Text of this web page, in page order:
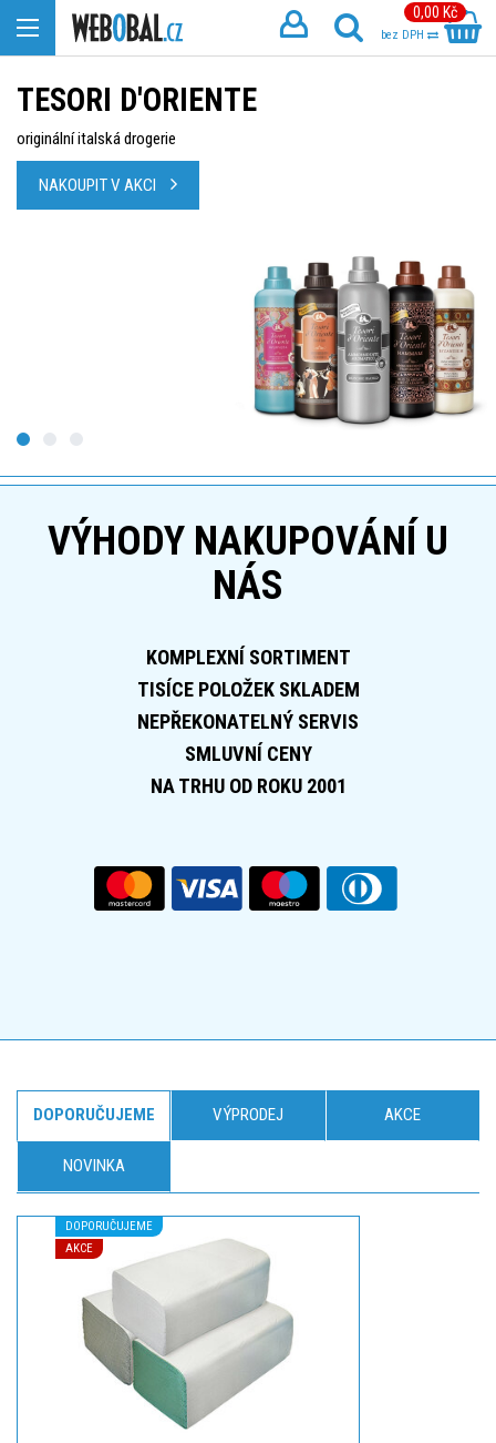
0,00 Kč
bez DPH
TESORI D'ORIENTE
originální italská drogerie
NAKOUPIT V AKCI
VÝHODY NAKUPOVÁNÍ U
NÁS
KOMPLEXNÍ SORTIMENT
TISÍCE POLOŽEK SKLADEM
NEPŘEKONATELNÝ SERVIS
SMLUVNÍ CENY
NA TRHU OD ROKU 2001
DOPORUČUJEME VÝPRODEJ AKCE
NOVINKA
DOPORUČUJEME
AKCE